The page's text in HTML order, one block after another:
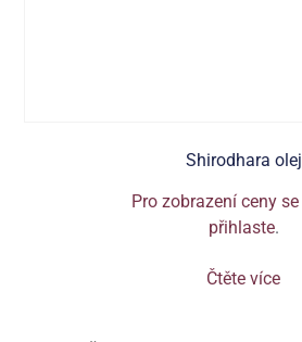
Shirodhara olej
Pro zobrazení ceny
přihlaste.
Čtěte více